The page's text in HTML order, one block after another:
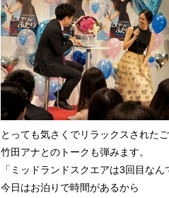
とっても気さくでリラックスされたご
竹田アナとのトークも弾みます。
「ミッドランドスクエアは3回目なん
今日はお泊りで時間があるから